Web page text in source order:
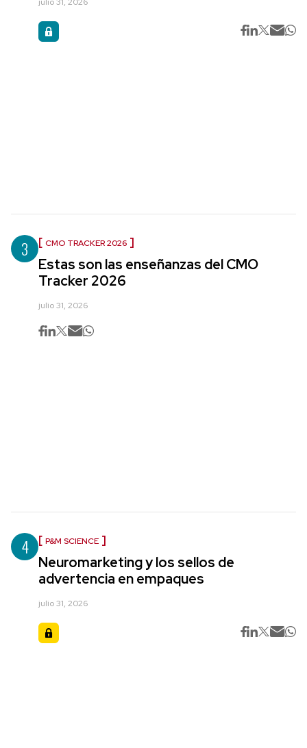
3 CMO TRACKER 2026
Estas son las enseñanzas del CMO
Tracker 2026
julio 31, 2026
4 P&M SCIENCE
Neuromarketing y los sellos de
advertencia en empaques
julio 31, 2026